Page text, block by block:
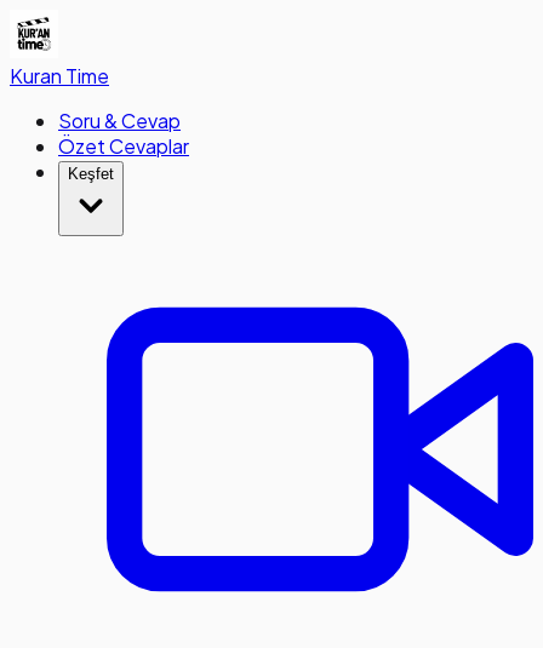
Kuran Time
Soru & Cevap
Özet Cevaplar
Keşfet